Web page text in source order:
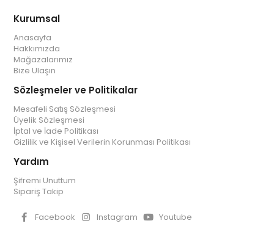
Kurumsal
Anasayfa
Hakkımızda
Mağazalarımız
Bize Ulaşın
Sözleşmeler ve Politikalar
Mesafeli Satış Sözleşmesi
Üyelik Sözleşmesi
İptal ve İade Politikası
Gizlilik ve Kişisel Verilerin Korunması Politikası
Yardım
Şifremi Unuttum
Sipariş Takip
Facebook Instagram Youtube